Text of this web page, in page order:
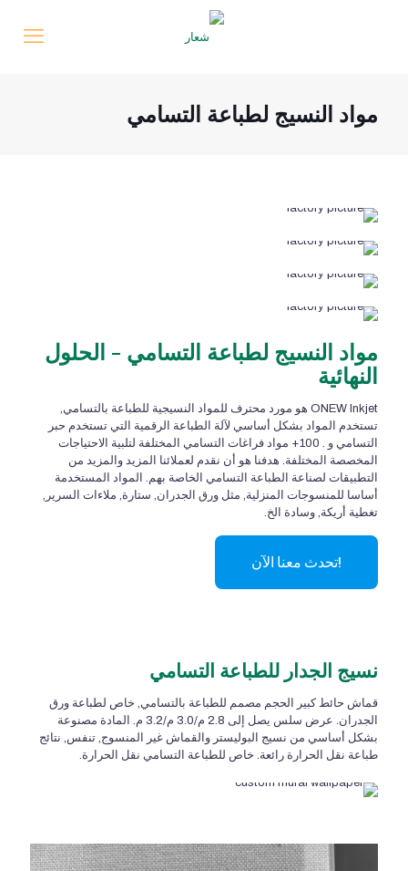
مواد النسيج لطباعة التسامي
مواد النسيج لطباعة التسامي - الحلول
النهائية
ONEW Inkjet هو مورد محترف للمواد النسيجية للطباعة بالتسامي,
تستخدم المواد بشكل أساسي لآلة الطباعة الرقمية التي تستخدم حبر
التسامي و . 100+ مواد فراغات التسامي المختلفة لتلبية الاحتياجات
المخصصة المختلفة. هدفنا هو أن نقدم لعملائنا المزيد والمزيد من
التطبيقات لصناعة الطباعة التسامي الخاصة بهم. المواد المستخدمة
أساسا للمنسوجات المنزلية, مثل ورق الجدران, ستارة, ملاءات السرير,
تغطية أريكة, وسادة الخ.
تحدث معنا الآن!
نسيج الجدار للطباعة التسامي
قماش حائط كبير الحجم مصمم للطباعة بالتسامي, خاص لطباعة ورق
الجدران. عرض سلس يصل إلى 2.8 م/3.0 م/3.2 م. المادة مصنوعة
بشكل أساسي من نسيج البوليستر والقماش غير المنسوج, تنفس, نتائج
طباعة نقل الحرارة رائعة. خاص للطباعة التسامي نقل الحرارة.